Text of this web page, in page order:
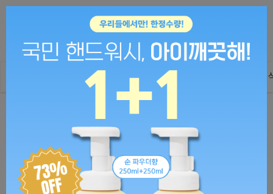
패션잡화 화장품/미용
건강관리용품
안마기/마사지기
제스파 누워넥 스트레칭 안마기 목어깨 마사지기
(화이트블랙)